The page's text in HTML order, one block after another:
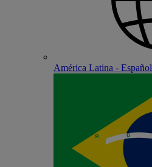
América Latina - Español